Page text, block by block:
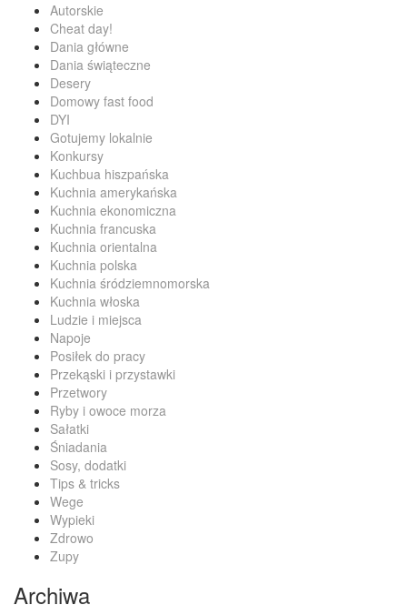
Autorskie
Cheat day!
Dania główne
Dania świąteczne
Desery
Domowy fast food
DYI
Gotujemy lokalnie
Konkursy
Kuchbua hiszpańska
Kuchnia amerykańska
Kuchnia ekonomiczna
Kuchnia francuska
Kuchnia orientalna
Kuchnia polska
Kuchnia śródziemnomorska
Kuchnia włoska
Ludzie i miejsca
Napoje
Posiłek do pracy
Przekąski i przystawki
Przetwory
Ryby i owoce morza
Sałatki
Śniadania
Sosy, dodatki
Tips & tricks
Wege
Wypieki
Zdrowo
Zupy
Archiwa